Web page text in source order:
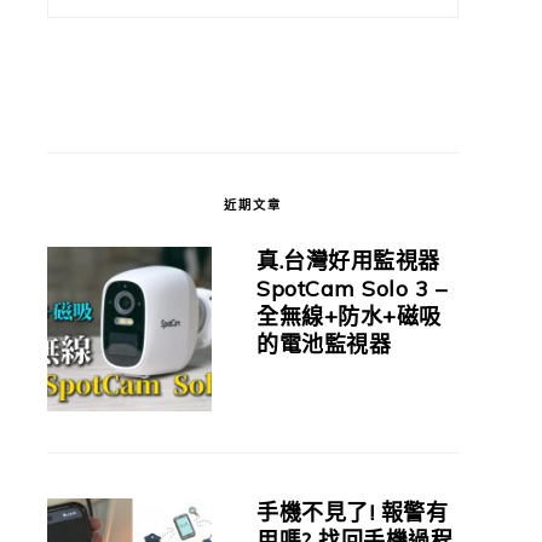
近期文章
真.台灣好用監視器
SpotCam Solo 3 –
全無線+防水+磁吸
的電池監視器
手機不見了! 報警有